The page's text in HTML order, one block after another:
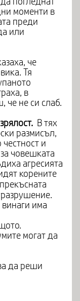
моменти в
преди
или
че
Тя
в
че не си слаб.
В тях
размисъл,
и
човешката
агресията
корените
има
могат да
да реши